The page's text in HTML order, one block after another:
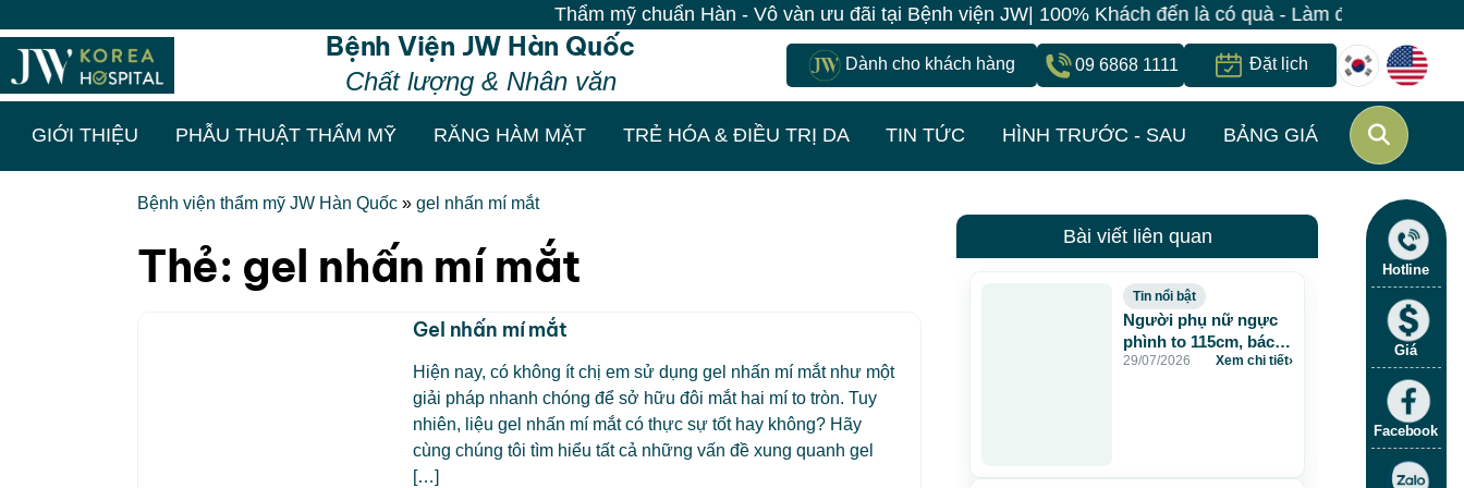
Thẩm mỹ chuẩn Hàn - Vô vàn ưu đãi tại Bệnh viện JW| 100% Khách đến là có quà - Làm đẹp đồng giá
Bệnh Viện JW Hàn Quốc
Chất lượng & Nhân văn
Dành cho khách hàng 09 6868 1111 Đặt lịch
GIỚI THIỆU PHẪU THUẬT THẨM MỸ RĂNG HÀM MẶT TRẺ HÓA & ĐIỀU TRỊ DA TIN TỨC HÌNH TRƯỚC - SAU BẢNG GIÁ
Bệnh viện thẩm mỹ JW Hàn Quốc » gel nhấn mí mắt
Thẻ: gel nhấn mí mắt
Gel nhấn mí mắt
Hiện nay, có không ít chị em sử dụng gel nhấn mí mắt như một
giải pháp nhanh chóng để sở hữu đôi mắt hai mí to tròn. Tuy
nhiên, liệu gel nhấn mí mắt có thực sự tốt hay không? Hãy
cùng chúng tôi tìm hiểu tất cả những vấn đề xung quanh gel
[…]
Bài viết liên quan
Tin nổi bật
Người phụ nữ ngực
phình to 115cm, bác sĩ
JW lấy gần 5 lít dịch
29/07/2026 Xem chi tiết›
Hotline
Giá
Facebook